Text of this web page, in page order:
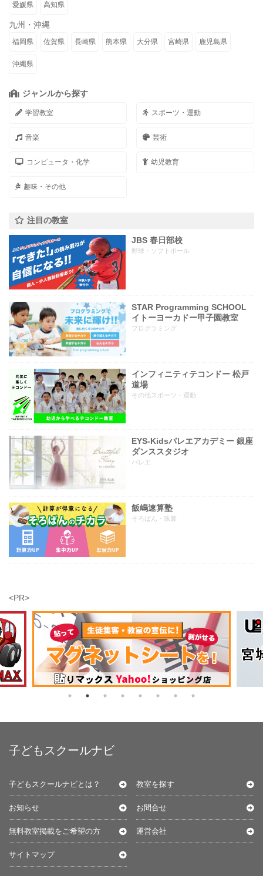
愛媛県 高知県
九州・沖縄
福岡県 佐賀県 長崎県 熊本県 大分県 宮崎県 鹿児島県
沖縄県
ジャンルから探す
学習教室 スポーツ・運動
音楽 芸術
コンピュータ・化学 幼児教育
趣味・その他
注目の教室
JBS 春日部校
野球・ソフトボール
STAR Programming SCHOOL
イトーヨーカドー甲子園教室
プログラミング
インフィニティテコンドー 松戸
道場
その他スポーツ・運動
EYS-Kidsバレエアカデミー 銀座
ダンススタジオ
バレエ
飯嶋速算塾
そろばん・珠算
<PR>
子どもスクールナビ
子どもスクールナビとは？ 教室を探す
お知らせ お問合せ
無料教室掲載をご希望の方 運営会社
サイトマップ